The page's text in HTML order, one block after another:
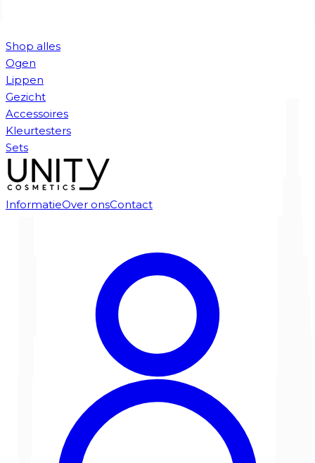
Shop alles
Ogen
Lippen
Gezicht
Accessoires
Kleurtesters
Sets
InformatieOver onsContact